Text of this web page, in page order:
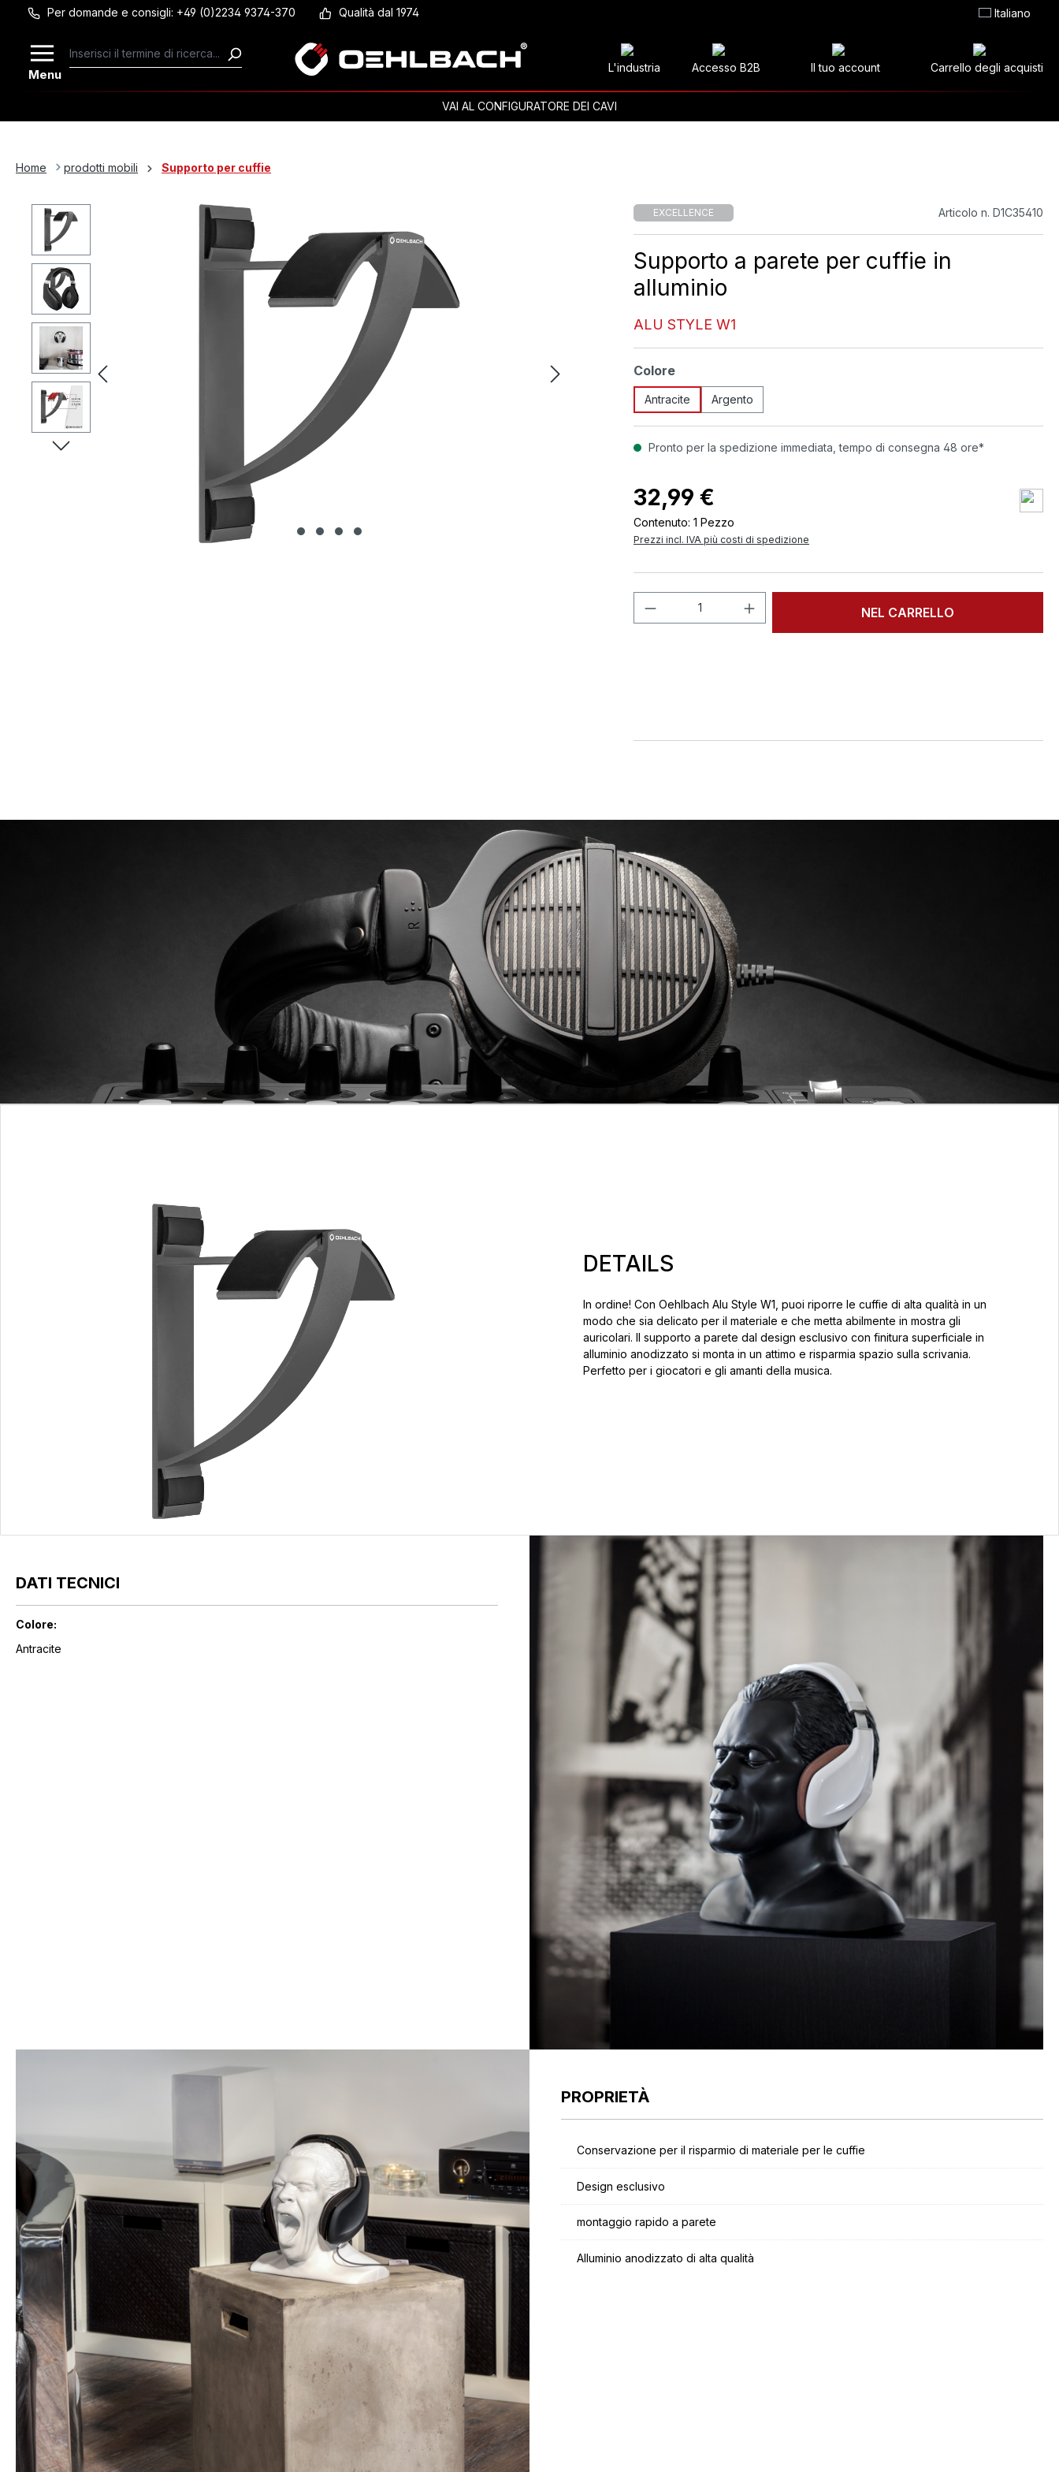
Passa al contenuto principale
Per domande e consigli: +49 (0)2234 9374-370 Qualità dal 1974 Italiano
Menu L'industria Accesso B2B Il tuo account Carrello degli acquisti
VAI AL CONFIGURATORE DEI CAVI
Home prodotti mobili Supporto per cuffie
EXCELLENCE Articolo n. D1C35410
Supporto a parete per cuffie in
alluminio
ALU STYLE W1
Seleziona
Colore
Antracite Argento
Pronto per la spedizione immediata, tempo di consegna 48 ore*
32,99 €
Contenuto: 1 Pezzo
Prezzi incl. IVA più costi di spedizione
Quantità del prodotto: inserisci la quantità
NEL CARRELLO
DETAILS
In ordine! Con Oehlbach Alu Style W1, puoi riporre le cuffie di alta qualità in un
modo che sia delicato per il materiale e che metta abilmente in mostra gli
auricolari. Il supporto a parete dal design esclusivo con finitura superficiale in
alluminio anodizzato si monta in un attimo e risparmia spazio sulla scrivania.
Perfetto per i giocatori e gli amanti della musica.
DATI TECNICI
Colore:
Antracite
PROPRIETÀ
Conservazione per il risparmio di materiale per le cuffie
Design esclusivo
montaggio rapido a parete
Alluminio anodizzato di alta qualità